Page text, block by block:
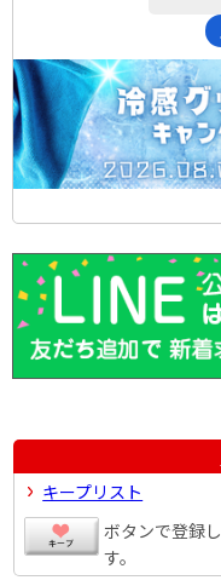
キープリスト
ボタンで登録
す。